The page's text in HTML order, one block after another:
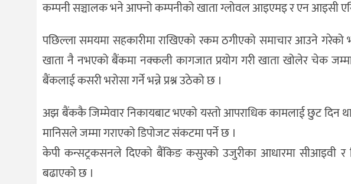
कम्पनी सञ्चालक भने आफ्नो कम्पनीको खाता ग्लोवल आइएमइ र एन आइसी
पछिल्ला समयमा सहकारीमा राखिएको रकम ठगीएको समाचार आउने गरेको
खाता नै नभएको बैंकमा नक्कली कागजात प्रयोग गरी खाता खोलेर चेक
बैंकलाई कसरी भरोसा गर्ने भन्ने प्रश्न उठेको छ ।
अझ बैंककै जिम्मेवार निकायबाट भएको यस्तो आपराधिक कामलाई छुट दिन
मानिसले जम्मा गराएको डिपोजट संकटमा पर्ने छ ।
केपी कन्सट्रकसनले दिएको बैंकिङ कसुरको उजुरीका आधारमा सीआइवी र
बढाएको छ ।